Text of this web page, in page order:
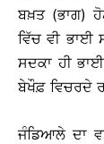
ਬਖ਼ਤ (ਭਾਗ)
ਵਿੱਚ ਵੀ ਭਾਈ
ਸਦਕਾ ਹੀ
ਬੇਖੌਫ਼ ਵਿਚਰਦੇ
ਜੰਡਿਆਲੇ ਦਾ